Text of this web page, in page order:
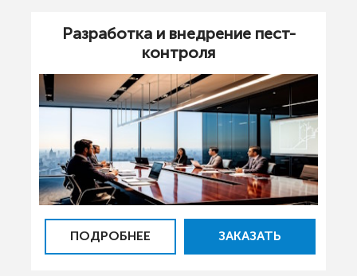
Разработка и внедрение пест-
контроля
ПОДРОБНЕЕ ЗАКАЗАТЬ